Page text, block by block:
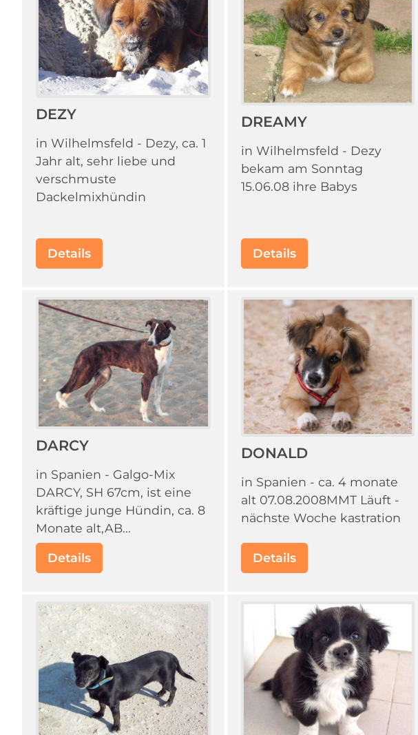
DEZY
in Wilhelmsfeld - Dezy, ca. 1
Jahr alt, sehr liebe und
verschmuste
Dackelmixhündin
Details
DREAMY
in Wilhelmsfeld - Dezy
bekam am Sonntag
15.06.08 ihre Babys
Details
DARCY
in Spanien - Galgo-Mix
DARCY, SH 67cm, ist eine
kräftige junge Hündin, ca. 8
Monate alt,AB...
Details
DONALD
in Spanien - ca. 4 monate
alt 07.08.2008MMT Läuft -
nächste Woche kastration
Details